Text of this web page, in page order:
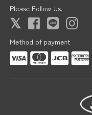
Please Follow Us.
Method of payment